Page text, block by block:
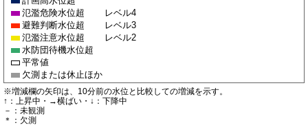
氾濫危険水位超
レベル4
避難判断水位超
レベル3
氾濫注意水位超
レベル2
水防団待機水位超
平常値
欠測または休止ほか
※増減欄の矢印は、10分前の水位と比較しての増減を示す。
↑：上昇中・→横ばい・↓：下降中
－：未観測
＊：欠測